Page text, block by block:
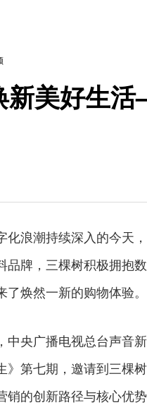
新美好生
化浪潮持续深入的今天
品牌，三棵树积极拥抱
了焕然一新的购物体验。
中央广播电视总台声音
》第七期，邀请到三棵
销的创新路径与核心优势